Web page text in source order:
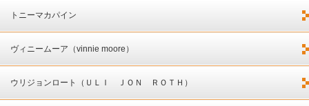
トニーマカパイン
ヴィニームーア（vinnie moore）
ウリジョンロート（ＵＬＩ ＪＯＮ ＲＯＴＨ）